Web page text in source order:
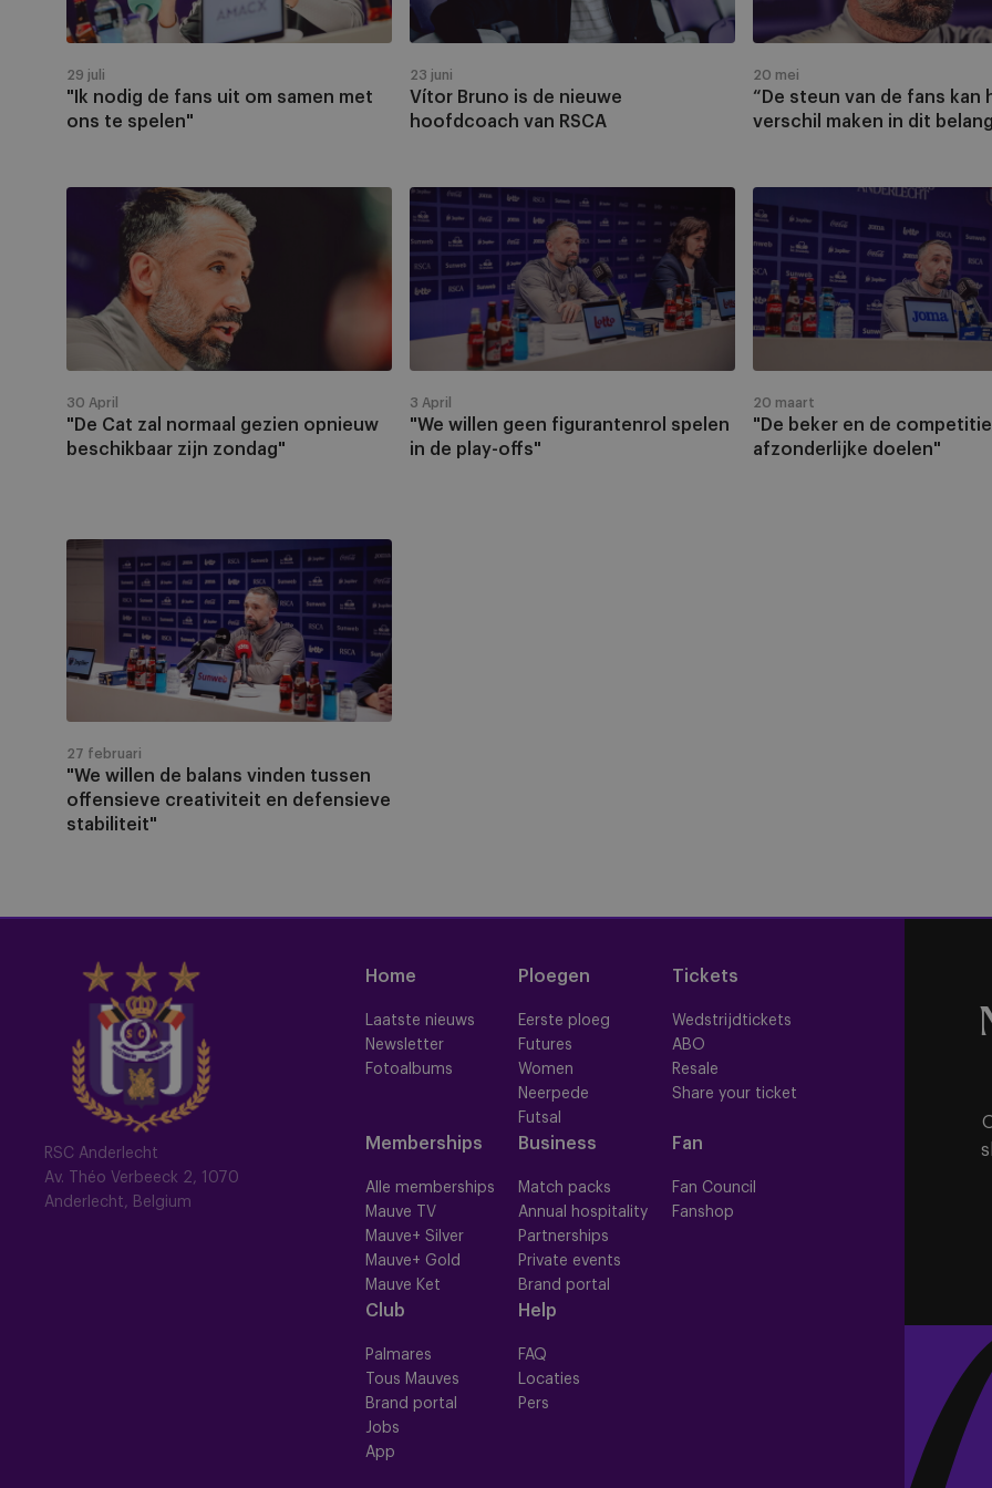
om
samen
ons
"Ik nodig de fans uit om samen met
ons te spelen"
29 juli
hoofdcoach
van
Vítor Bruno is de nieuwe
hoofdcoach van RSCA
23 juni
het
maken
duel”
“De steun van de fans kan
verschil maken in dit
20 mei
normaal
gezien
opnieuw
beschikbaar
zondag"
"De Cat zal normaal gezien opnieuw
beschikbaar zijn zondag"
30 April
"We
willen
geen
figurantenrol
spelen
offs"
"We willen geen figurantenrol spelen
in de play-offs"
3 April
"De
beker
en
de
competitie
zijn
doelen"
"De beker en de
afzonderlijke doelen"
20 maart
"We
balans
vinden
tussen
en
defensieve
stabiliteit"
"We willen de balans vinden tussen
offensieve creativiteit en defensieve
stabiliteit"
27 februari
RSC Anderlecht
Av. Théo Verbeeck 2, 1070
Anderlecht, Belgium
Home
Laatste nieuws
Newsletter
Fotoalbums
Ploegen
Eerste ploeg
Futures
Women
Neerpede
Futsal
Tickets
Wedstrijdtickets
ABO
Resale
Share your ticket
Memberships
Alle memberships
Mauve TV
Mauve+ Silver
Mauve+ Gold
Mauve Ket
Business
Match packs
Annual hospitality
Partnerships
Private events
Brand portal
Fan
Fan Council
Fanshop
Club
Palmares
Tous Mauves
Brand portal
Jobs
App
Help
FAQ
Locaties
Pers